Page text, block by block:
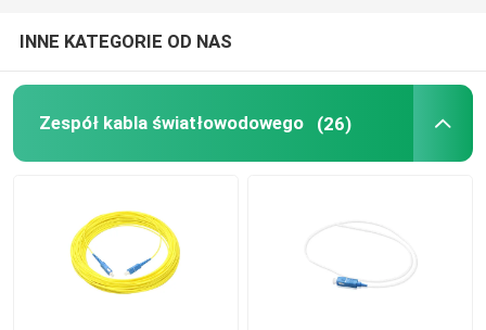
zamknięcie spawu światłowodowego
Konwerter mediów światłowodowych
Kabel połączeniowy Ethernet
INNE KATEGORIE OD NAS
Zespół kabla światłowodowego (26)